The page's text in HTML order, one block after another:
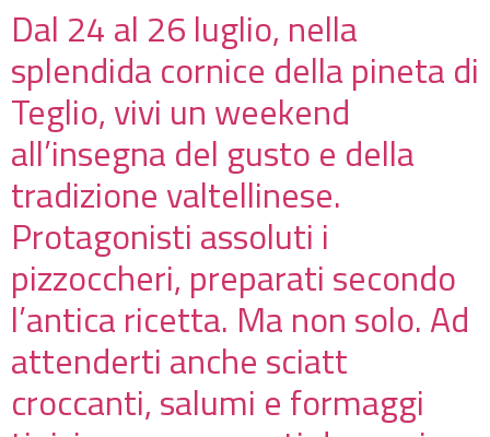
Dal 24 al 26 luglio, nella
splendida cornice della pineta di
Teglio, vivi un weekend
all’insegna del gusto e della
tradizione valtellinese.
Protagonisti assoluti i
pizzoccheri, preparati secondo
l’antica ricetta. Ma non solo. Ad
attenderti anche sciatt
croccanti, salumi e formaggi